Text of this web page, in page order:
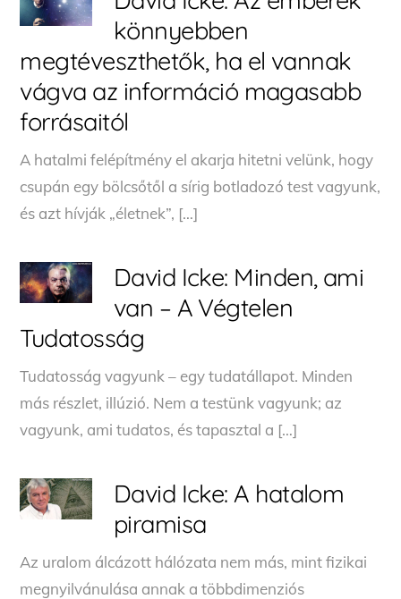
könnyebben
megtéveszthetők, ha el vannak
vágva az információ magasabb
forrásaitól
A hatalmi felépítmény el akarja hitetni velünk, hogy
csupán egy bölcsőtől a sírig botladozó test vagyunk,
és azt hívják „életnek”, […]
David Icke: Minden, ami
van – A Végtelen
Tudatosság
Tudatosság vagyunk – egy tudatállapot. Minden
más részlet, illúzió. Nem a testünk vagyunk; az
vagyunk, ami tudatos, és tapasztal a […]
David Icke: A hatalom
piramisa
Az uralom álcázott hálózata nem más, mint fizikai
megnyilvánulása annak a többdimenziós